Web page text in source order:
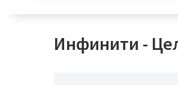
Инфинити -